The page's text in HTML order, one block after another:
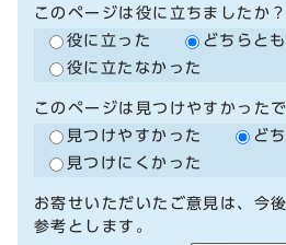
このページは役に立ちましたか？
役に立った
どちらと
役に立たなかった
このページは見つけやすかった
見つけやすかった
ど
見つけにくかった
お寄せいただいたご意見は、今
参考とします。